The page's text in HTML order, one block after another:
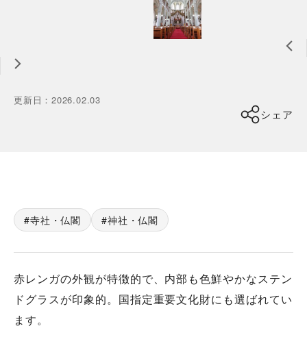
更新日 ：2026.02.03
シェア
寺社・仏閣 神社・仏閣
赤レンガの外観が特徴的で、内部も色鮮やかなステン
ドグラスが印象的。国指定重要文化財にも選ばれてい
ます。